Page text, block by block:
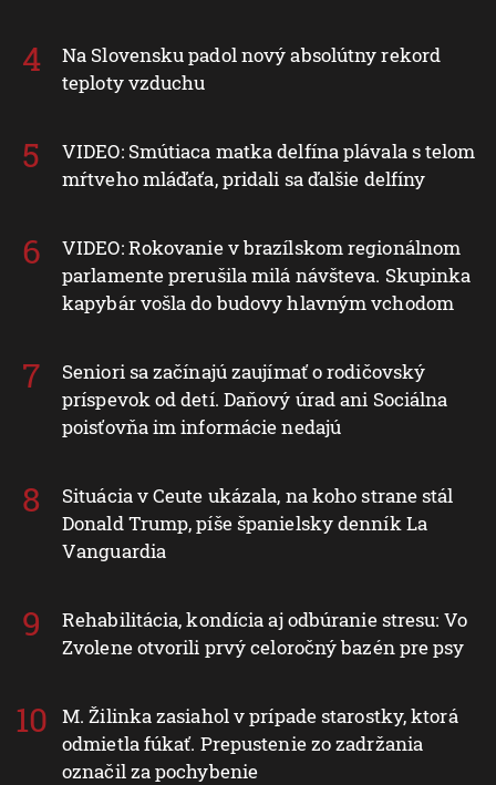
Na Slovensku padol nový absolútny rekord
teploty vzduchu
VIDEO: Smútiaca matka delfína plávala s telom
mŕtveho mláďaťa, pridali sa ďalšie delfíny
VIDEO: Rokovanie v brazílskom regionálnom
parlamente prerušila milá návšteva. Skupinka
kapybár vošla do budovy hlavným vchodom
Seniori sa začínajú zaujímať o rodičovský
príspevok od detí. Daňový úrad ani Sociálna
poisťovňa im informácie nedajú
Situácia v Ceute ukázala, na koho strane stál
Donald Trump, píše španielsky denník La
Vanguardia
Rehabilitácia, kondícia aj odbúranie stresu: Vo
Zvolene otvorili prvý celoročný bazén pre psy
M. Žilinka zasiahol v prípade starostky, ktorá
odmietla fúkať. Prepustenie zo zadržania
označil za pochybenie